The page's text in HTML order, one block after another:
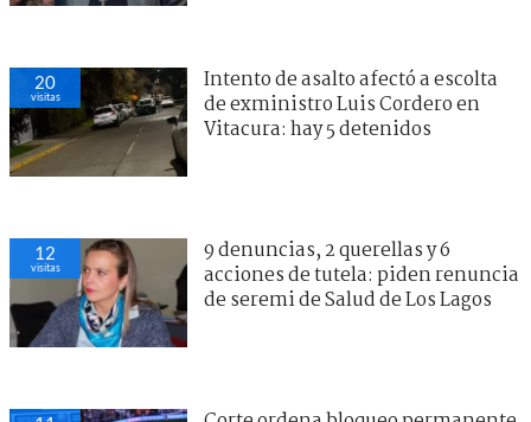
20
visitas
Intento de asalto afectó a escolta
de exministro Luis Cordero en
Vitacura: hay 5 detenidos
12
visitas
9 denuncias, 2 querellas y 6
acciones de tutela: piden renuncia
de seremi de Salud de Los Lagos